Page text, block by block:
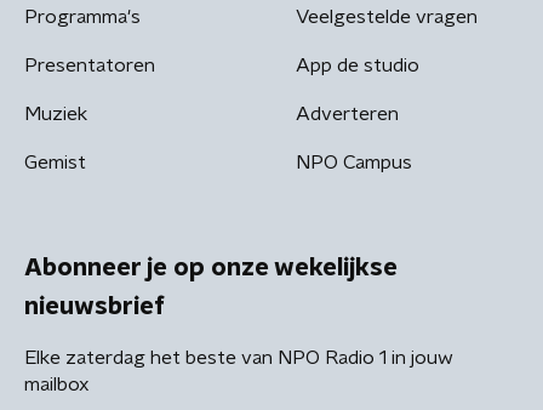
Programma's
Presentatoren
Muziek
Gemist
Veelgestelde vragen
App de studio
Adverteren
NPO Campus
Abonneer je op onze wekelijkse
nieuwsbrief
Elke zaterdag het beste van NPO Radio 1 in jouw
mailbox